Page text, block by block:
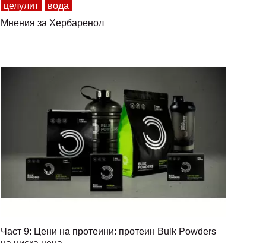
целулит
вода
Мнения за Хербаренол
Част 9: Цени на протеини: протеин Bulk Powders